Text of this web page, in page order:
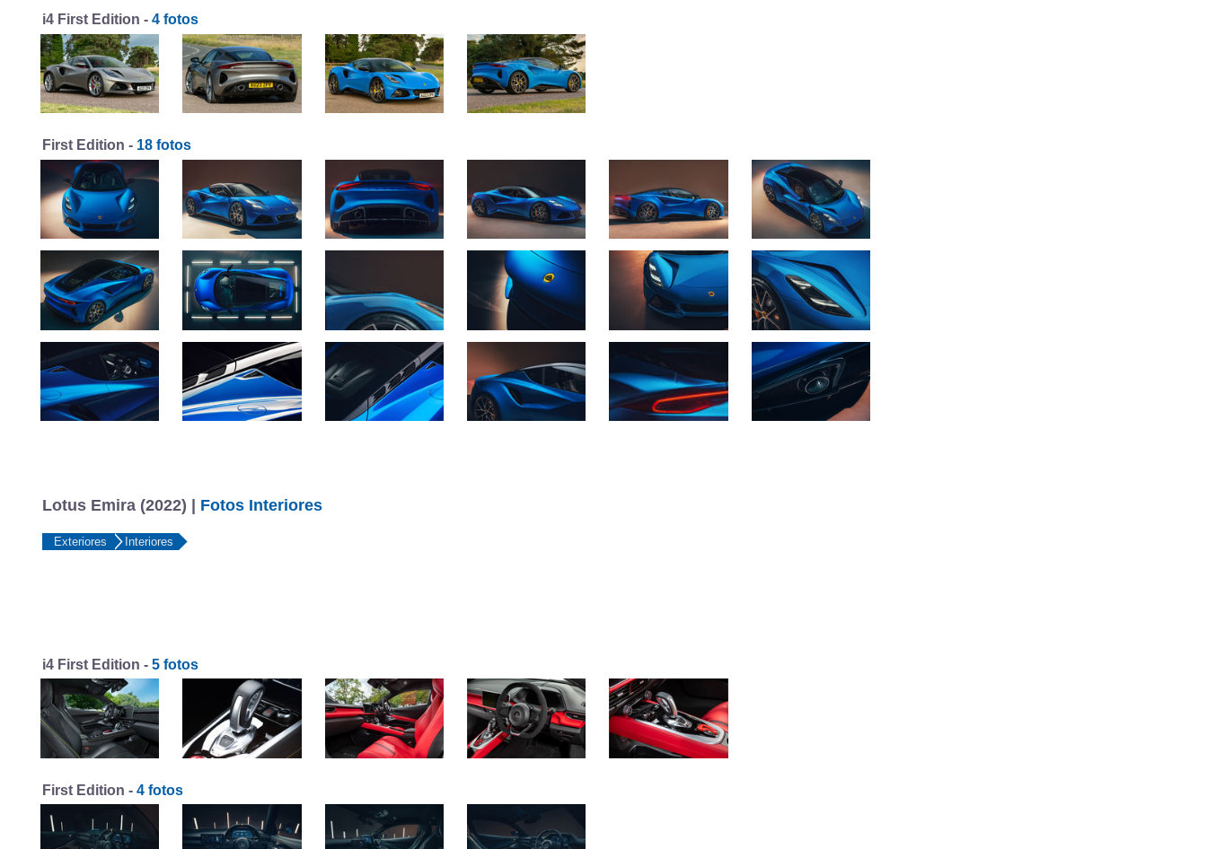
i4 First Edition - 4 fotos
First Edition - 18 fotos
Lotus Emira (2022) | Fotos Interiores
Exteriores Interiores
i4 First Edition - 5 fotos
First Edition - 4 fotos